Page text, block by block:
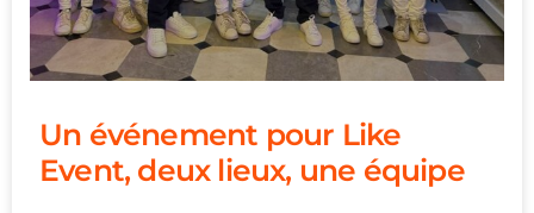
Un événement pour Like
Event, deux lieux, une équipe